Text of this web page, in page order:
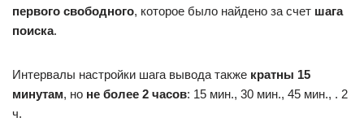
первого свободного, которое было найдено за счет шага
поиска.
Интервалы настройки шага вывода также кратны 15
минутам, но не более 2 часов: 15 мин., 30 мин., 45 мин., . 2
ч.